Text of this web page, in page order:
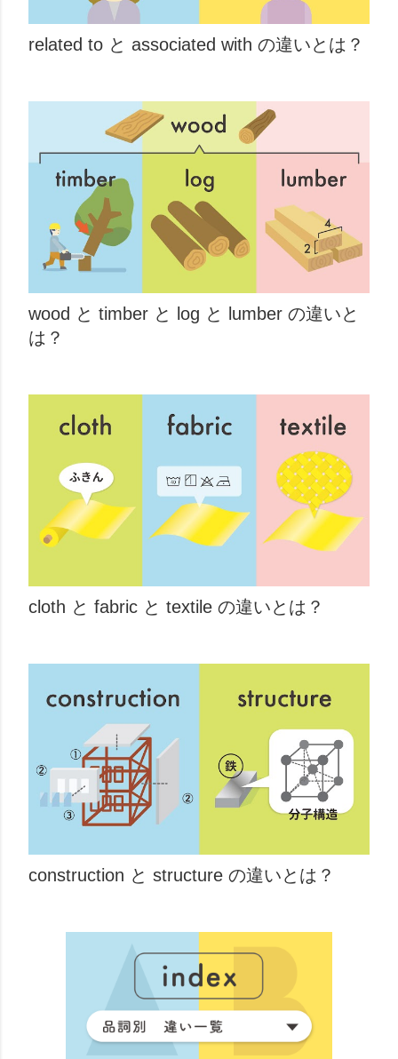
related to と associated with の違いとは？
wood と timber と log と lumber の違いと
は？
cloth と fabric と textile の違いとは？
construction と structure の違いとは？